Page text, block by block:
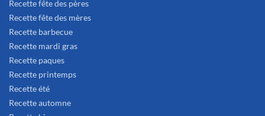
Recette fête des pères
Recette fête des mères
Recette barbecue
Recette mardi gras
Recette paques
Recette printemps
Recette été
Recette automne